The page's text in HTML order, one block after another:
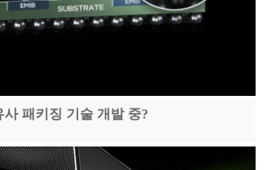
패키징 기술 개발 중?